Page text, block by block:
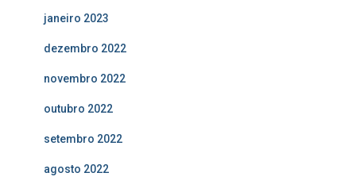
janeiro 2023
dezembro 2022
novembro 2022
outubro 2022
setembro 2022
agosto 2022